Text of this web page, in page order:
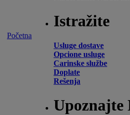
Početna
Istražite
Usluge dostave
Opcione usluge
Carinske službe
Doplate
Rešenja